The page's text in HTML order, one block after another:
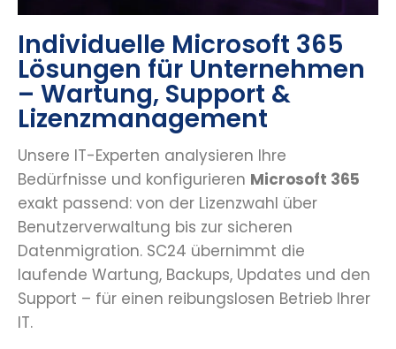
Individuelle Microsoft 365
Lösungen für Unternehmen
– Wartung, Support &
Lizenzmanagement
Unsere IT-Experten analysieren Ihre
Bedürfnisse und konfigurieren Microsoft 365
exakt passend: von der Lizenzwahl über
Benutzerverwaltung bis zur sicheren
Datenmigration. SC24 übernimmt die
laufende Wartung, Backups, Updates und den
Support – für einen reibungslosen Betrieb Ihrer
IT.